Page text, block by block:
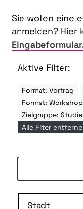
Sie wollen eine
anmelden? Hier
Aktive Filter:
Format: Vortrag
Format: Workshop
Zielgruppe:
Alle Filter
Stadt